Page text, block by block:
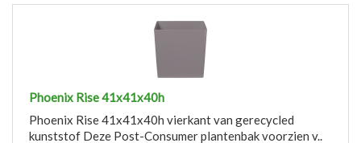
Phoenix Rise 41x41x40h
Phoenix Rise 41x41x40h vierkant van gerecycled
kunststof Deze Post-Consumer plantenbak voorzien v..